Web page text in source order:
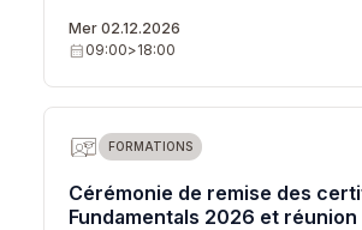
Mer 02.12.2026
calendar_month 09:00>18:00
FORMATIONS
Cérémonie de remise des
Fundamentals 2026 et réunion